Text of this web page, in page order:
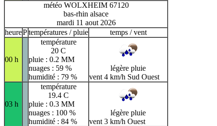
météo WOLXHEIM 67120
bas-rhin alsace
mardi 11 aout 2026
heurePtempératures / pluie temps / vent
00 h
température
20 C
pluie : 0.2 MM
nuages : 59 %
humidité : 79 %
légère pluie
vent 4 km/h Sud Ouest
03 h
température
19.4 C
pluie : 0.3 MM
nuages : 100 %
humidité : 84 %
légère pluie
vent 3 km/h Ouest